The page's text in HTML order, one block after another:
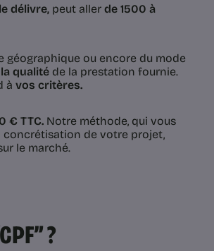
délivre, peut aller de 1500 à
géographique ou encore du mode
qualité de la prestation fournie.
à vos critères.
€ TTC. Notre méthode, qui vous
concrétisation de votre projet,
le marché.
?